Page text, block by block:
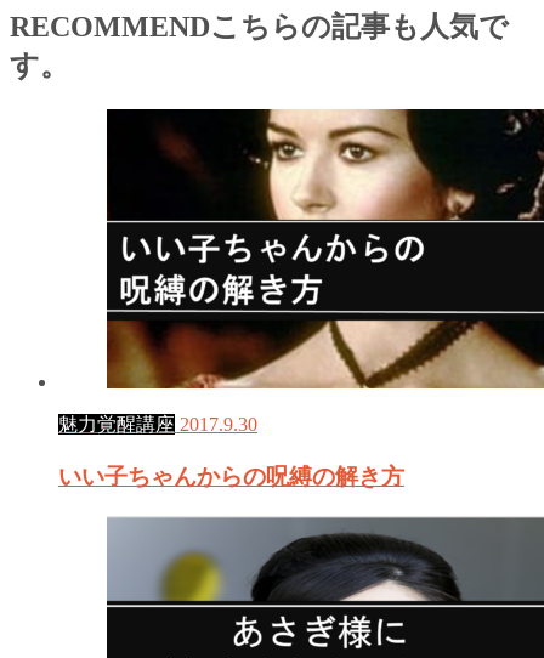
RECOMMENDこちらの記事も人気で
す。
魅力覚醒講座 2017.9.30
いい子ちゃんからの呪縛の解き方